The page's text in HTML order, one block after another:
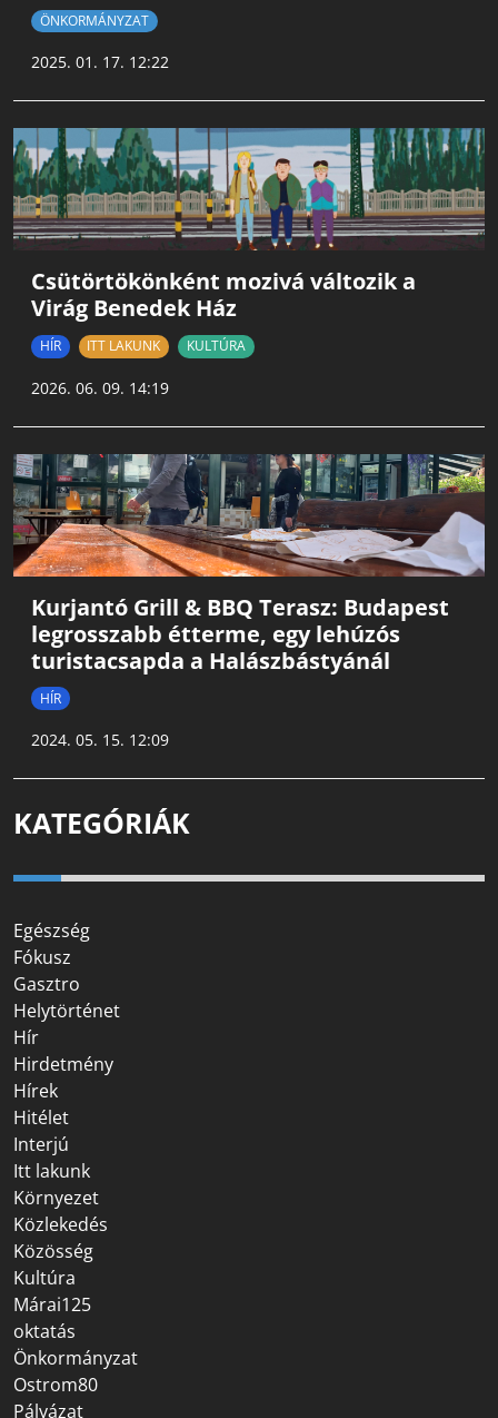
ÖNKORMÁNYZAT
2025. 01. 17. 12:22
Csütörtökönként mozivá változik a
Virág Benedek Ház
HÍR ITT LAKUNK KULTÚRA
2026. 06. 09. 14:19
Kurjantó Grill & BBQ Terasz: Budapest
legrosszabb étterme, egy lehúzós
turistacsapda a Halászbástyánál
HÍR
2024. 05. 15. 12:09
KATEGÓRIÁK
Egészség
Fókusz
Gasztro
Helytörténet
Hír
Hirdetmény
Hírek
Hitélet
Interjú
Itt lakunk
Környezet
Közlekedés
Közösség
Kultúra
Márai125
oktatás
Önkormányzat
Ostrom80
Pályázat